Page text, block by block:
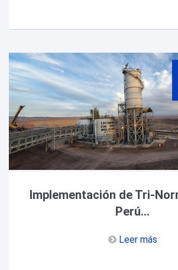
Implementación de Tri-
Perú...
Leer más